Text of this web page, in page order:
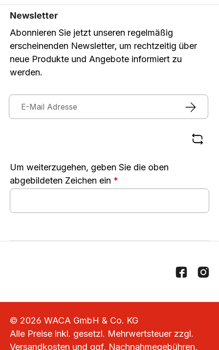
Newsletter
Abonnieren Sie jetzt unseren regelmäßig
erscheinenden Newsletter, um rechtzeitig über
neue Produkte und Angebote informiert zu
werden.
Um weiterzugehen, geben Sie die oben
abgebildeten Zeichen ein *
© 2026 WACA GmbH & Co. KG
Alle Preise inkl. gesetzl. Mehrwertsteuer zzgl.
Versandkosten und ggf. Nachnahmegebühren,